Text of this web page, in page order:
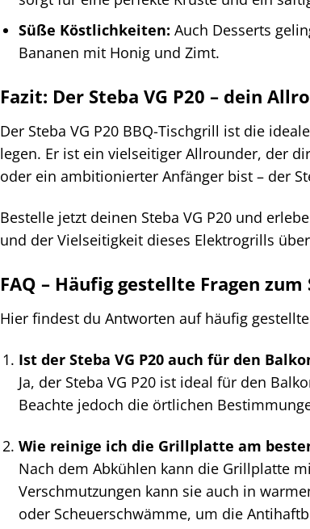
Süße Köstlichkeiten: Auch Desserts
Bananen mit Honig und Zimt.
Fazit: Der Steba VG P20 – dein
Der Steba VG P20 BBQ-Tischgrill ist die
legen. Er ist ein vielseitiger Allrounder, der
oder ein ambitionierter Anfänger bist – der
Bestelle jetzt deinen Steba VG P20 und
und der Vielseitigkeit dieses Elektrogrills
FAQ – Häufig gestellte Fragen zum
Hier findest du Antworten auf häufig gestellte
Ist der Steba VG P20 auch für den
Ja, der Steba VG P20 ist ideal für den
Beachte jedoch die örtlichen
Wie reinige ich die Grillplatte am
Nach dem Abkühlen kann die Grillplatte
Verschmutzungen kann sie auch in
oder Scheuerschwämme, um die